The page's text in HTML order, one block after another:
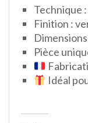
Technique
Finition :
Pièce
Idéal